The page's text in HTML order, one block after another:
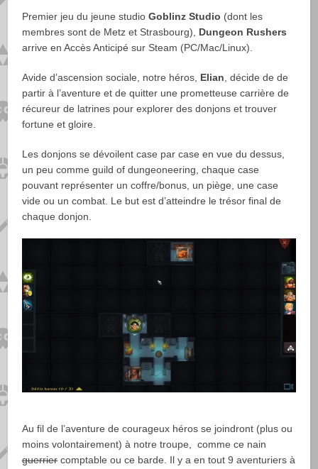
Premier jeu du jeune studioGoblinz Studio (dont les
membres sont de Metz et Strasbourg), Dungeon Rushers
arrive en Accès Anticipé sur Steam (PC/Mac/Linux).
Avide d’ascension sociale, notre héros, Elian, décide de de
partir à l’aventure et de quitter une prometteuse carrière de
récureur de latrines pour explorer des donjons et trouver
fortune et gloire.
Les donjons se dévoilent case par case en vue du dessus,
un peu comme guild of dungeoneering, chaque case
pouvant représenter un coffre/bonus, un piège, une case
vide ou un combat. Le but est d’atteindre le trésor final de
chaque donjon.
Au fil de l’aventure de courageux héros se joindront (plus ou
moins volontairement) à notre troupe, comme ce nain
guerriercomptable ou ce barde. Il y a en tout 9 aventuriers à